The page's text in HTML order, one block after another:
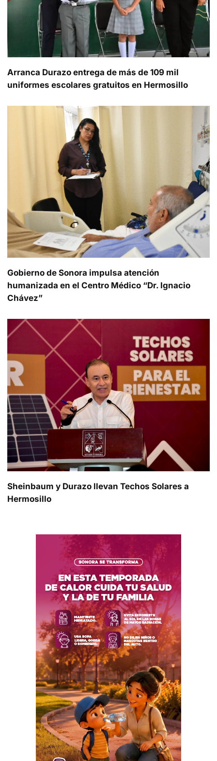
Arranca Durazo entrega de más de 109 mil
uniformes escolares gratuitos en Hermosillo
Gobierno de Sonora impulsa atención
humanizada en el Centro Médico “Dr. Ignacio
Chávez”
Sheinbaum y Durazo llevan Techos Solares a
Hermosillo